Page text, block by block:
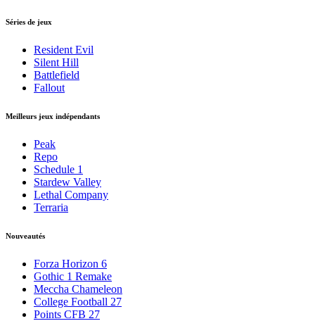
Séries de jeux
Resident Evil
Silent Hill
Battlefield
Fallout
Meilleurs jeux indépendants
Peak
Repo
Schedule 1
Stardew Valley
Lethal Company
Terraria
Nouveautés
Forza Horizon 6
Gothic 1 Remake
Meccha Chameleon
College Football 27
Points CFB 27